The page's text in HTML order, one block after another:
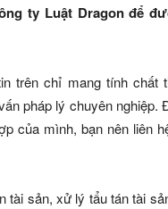
ty Luật Dragon để
trên chỉ mang tính chất
pháp lý chuyên nghiệp.
của mình, bạn nên liên
tài sản, xử lý tẩu tán tài